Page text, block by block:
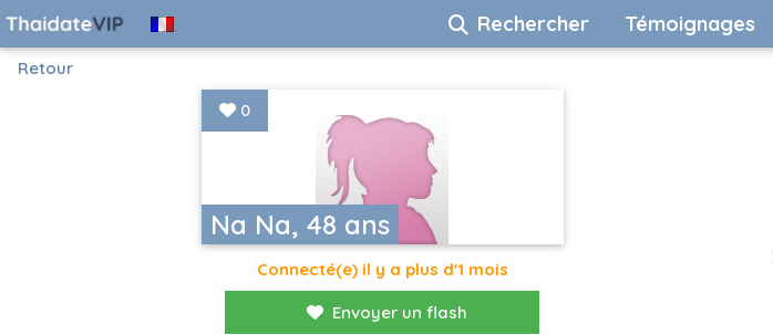
Rechercher Témoignages
Retour
Na Na, 48 ans
0
Connecté(e) il y a plus d'1 mois
Envoyer un flash